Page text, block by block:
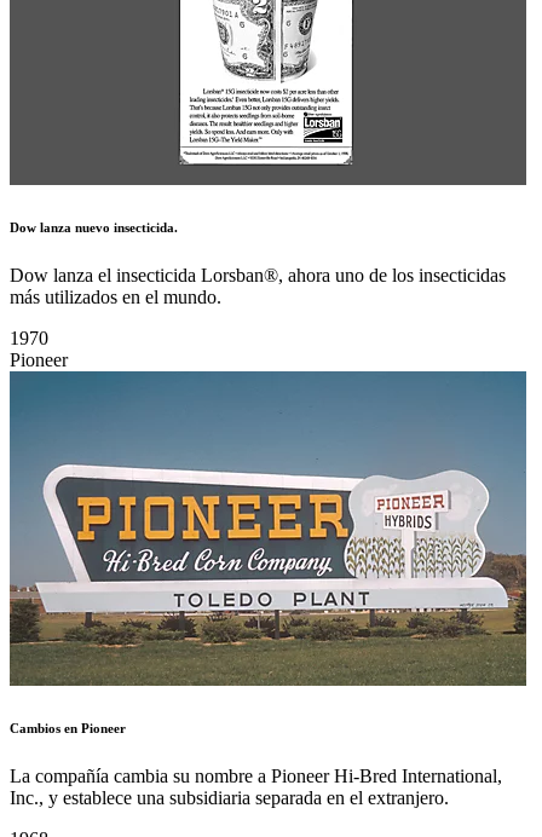
Dow lanza nuevo insecticida.
Dow lanza el insecticida Lorsban®, ahora uno de los insecticidas
más utilizados en el mundo.
1970
Pioneer
Cambios en Pioneer
La compañía cambia su nombre a Pioneer Hi-Bred International,
Inc., y establece una subsidiaria separada en el extranjero.